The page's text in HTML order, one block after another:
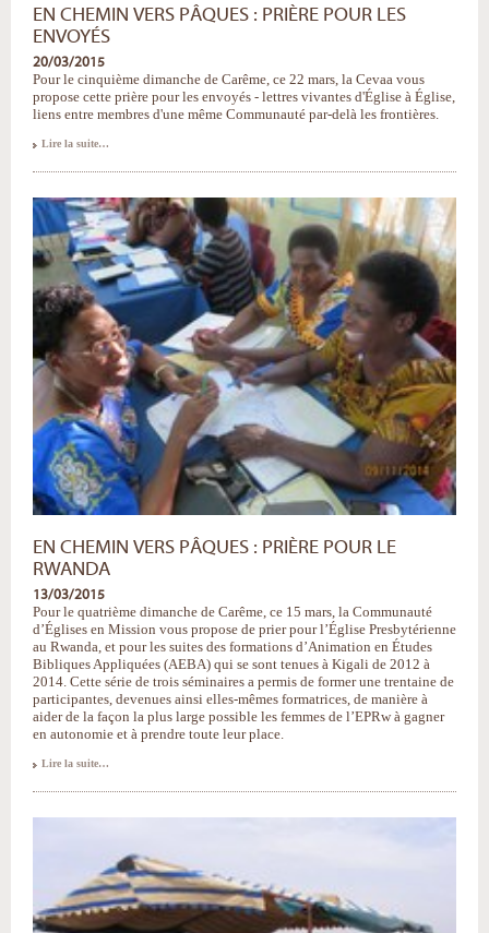
EN CHEMIN VERS PÂQUES : PRIÈRE POUR LES
ENVOYÉS
20/03/2015
Pour le cinquième dimanche de Carême, ce 22 mars, la Cevaa vous
propose cette prière pour les envoyés - lettres vivantes d'Église à Église,
liens entre membres d'une même Communauté par-delà les frontières.
En
prière
pour
les
envoyés
-
Lire la suite…
EN CHEMIN VERS PÂQUES : PRIÈRE POUR LE
RWANDA
13/03/2015
Pour le quatrième dimanche de Carême, ce 15 mars, la Communauté
d’Églises en Mission vous propose de prier pour l’Église Presbytérienne
au Rwanda, et pour les suites des formations d’Animation en Études
Bibliques Appliquées (AEBA) qui se sont tenues à Kigali de 2012 à
2014. Cette série de trois séminaires a permis de former une trentaine de
participantes, devenues ainsi elles-mêmes formatrices, de manière à
aider de la façon la plus large possible les femmes de l’EPRw à gagner
en autonomie et à prendre toute leur place.
En
Lire la suite…